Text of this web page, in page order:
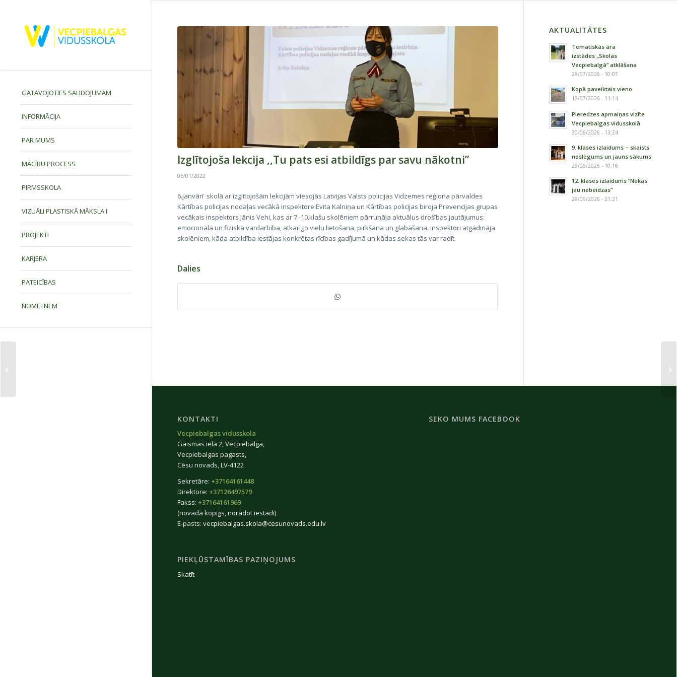
GATAVOJOTIES SALIDOJUMAM
INFORMĀCIJA
PAR MUMS
MĀCĪBU PROCESS
PIRMSSKOLA
VIZUĀLI PLASTISKĀ MĀKSLA I
PROJEKTI
KARJERA
PATEICĪBAS
NOMETNĒM
Izglītojoša lekcija ,,Tu pats esi atbildīgs par savu nākotni”
06/01/2022
6.janvārī skolā ar izglītojošām lekcijām viesojās Latvijas Valsts policijas Vidzemes reģiona pārvaldes
Kārtības policijas nodaļas vecākā inspektore Evita Kalniņa un Kārtības policijas biroja Prevencijas grupas
vecākais inspektors Jānis Vehi, kas ar 7.-10.klašu skolēniem pārrunāja aktuālus drošības jautājumus:
emocionālā un fiziskā vardarbība, atkarīgo vielu lietošana, pirkšana un glabāšana. Inspektori atgādināja
skolēniem, kāda atbildība iestājas konkrētas rīcības gadījumā un kādas sekas tās var radīt.
Dalies
AKTUALITĀTES
Tematiskās āra
izstādes „Skolas
Vecpiebalgā” atklāšana
28/07/2026 - 10:07
Kopā paveiktais vieno
12/07/2026 - 11:14
Pieredzes apmaiņas vizīte
Vecpiebalgas vidusskolā
30/06/2026 - 13:24
9. klases izlaidums – skaists
noslēgums un jauns sākums
29/06/2026 - 10:16
12. klases izlaidums “Nekas
jau nebeidzas”
28/06/2026 - 21:21
KONTAKTI
Vecpiebalgas vidusskola
Gaismas iela 2, Vecpiebalga,
Vecpiebalgas pagasts,
Cēsu novads, LV-4122
Sekretāre: +37164161448
Direktore: +37126497579
Fakss: +37164161969
(novadā kopīgs, norādot iestādi)
E-pasts: vecpiebalgas.skola@cesunovads.edu.lv
PIEKĻŪSTAMĪBAS PAZIŅOJUMS
Skatīt
SEKO MUMS FACEBOOK